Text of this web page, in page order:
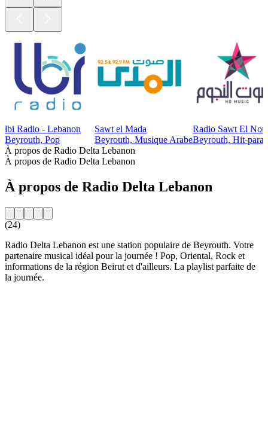
lbi Radio - Lebanon
Beyrouth, Pop
Sawt el Mada
Beyrouth, Musique Arabe
Radio Sawt El
Beyrouth, Hit-
À propos de Radio Delta Lebanon
À propos de Radio Delta Lebanon
À propos de Radio Delta Lebanon
(24)
Radio Delta Lebanon est une station populaire de Beyrouth. Votre
partenaire musical idéal pour la journée ! Pop, Oriental, Rock et
informations de la région Beirut et d'ailleurs. La playlist parfaite de
la journée.